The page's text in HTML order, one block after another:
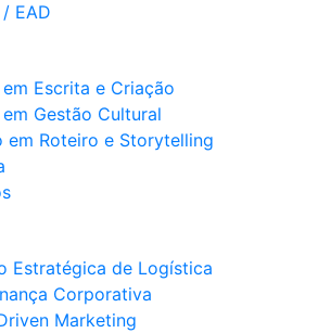
EAD
Escrita e Criação
Gestão Cultural
em Roteiro e Storytelling
Estratégica de Logística
Corporativa
Marketing